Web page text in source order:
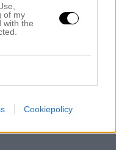
of my
with the
Cookiepolicy